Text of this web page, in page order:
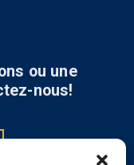
ou une
nous!